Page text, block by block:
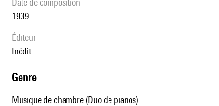
date de composition
1939
éditeur
Inédit
genre
Musique de chambre (Duo de pianos)